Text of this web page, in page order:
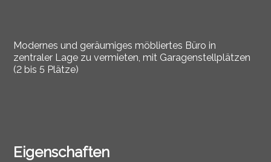
Modernes und geräumiges möbliertes Büro in
zentraler Lage zu vermieten, mit Garagenstellplätzen
(2 bis 5 Plätze)
Eigenschaften